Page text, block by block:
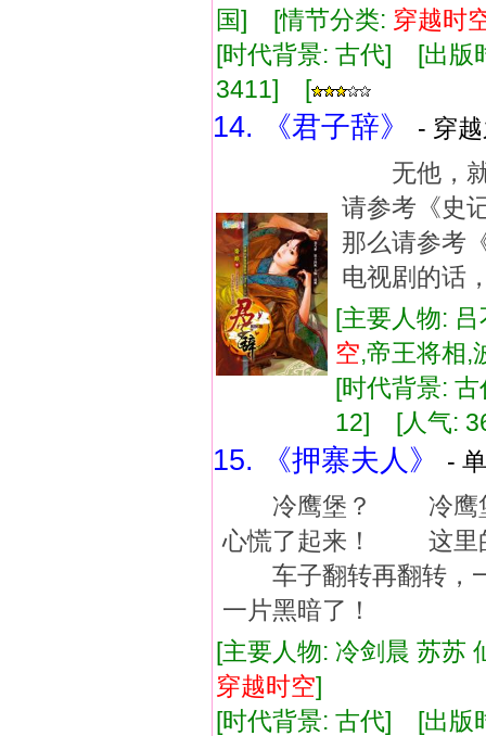
国] [情节分类: 穿越时
[时代背景: 古代] [出
3411] [
14. 《君子辞》
- 穿
无他，
请参考《
那么请参考
电视剧的
[主要人物:
空,帝王将
[时代背景:
12] [人气:
15. 《押寨夫人》
-
冷鹰堡？ 冷鹰堡
心慌了起来！ 这里
车子翻转再翻转，
一片黑暗了！
[主要人物: 冷剑晨 苏
穿越时空]
[时代背景: 古代] [出